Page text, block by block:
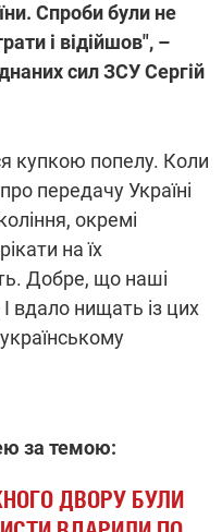
Спроби були не
і відійшов", –
сил ЗСУ Сергій
купкою попелу. Коли
передачу Україні
окремі
на їх
Добре, що наші
вдало нищать із цих
за темою:
ДВОРУ БУЛИ